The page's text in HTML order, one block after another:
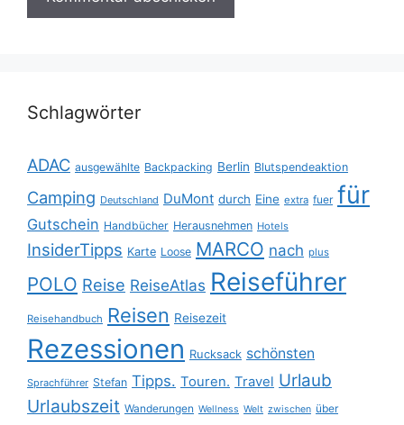
Schlagwörter
ADAC ausgewählte Backpacking Berlin Blutspendeaktion
Camping Deutschland DuMont durch Eine extra fuer für
Gutschein Handbücher Herausnehmen Hotels
InsiderTipps Karte Loose MARCO nach plus
POLO Reise ReiseAtlas Reiseführer
Reisehandbuch Reisen Reisezeit
Rezessionen Rucksack schönsten
Sprachführer Stefan Tipps. Touren. Travel Urlaub
Urlaubszeit Wanderungen Wellness Welt zwischen über